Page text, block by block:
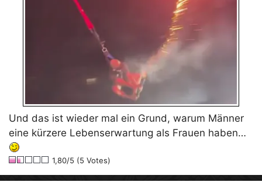
Und das ist wieder mal ein Grund, warum Männer
eine kürzere Lebenserwartung als Frauen haben…
1,80/5 (5 Votes)